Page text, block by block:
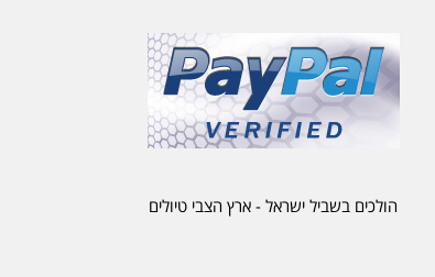
הולכים בשביל ישראל - ארץ הצבי טיולים